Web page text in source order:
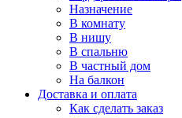
Назначение
В комнату
В нишу
В спальню
В частный дом
На балкон
Доставка и оплата
Как сделать заказ